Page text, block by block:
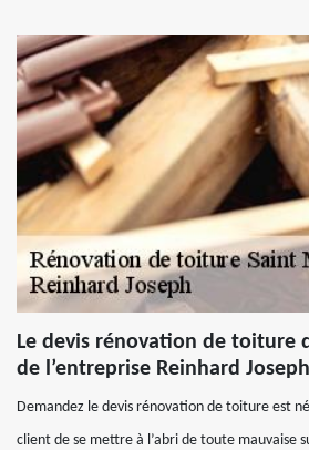
Le devis rénovation de toiture
de l’entreprise Reinhard Joseph
Demandez le devis rénovation de toiture est
client de se mettre à l’abri de toute mauvaise